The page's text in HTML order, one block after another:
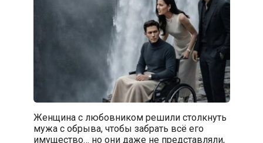
Женщина с любовником решили столкнуть
мужа с обрыва, чтобы забрать всё его
имущество… но они даже не представляли,